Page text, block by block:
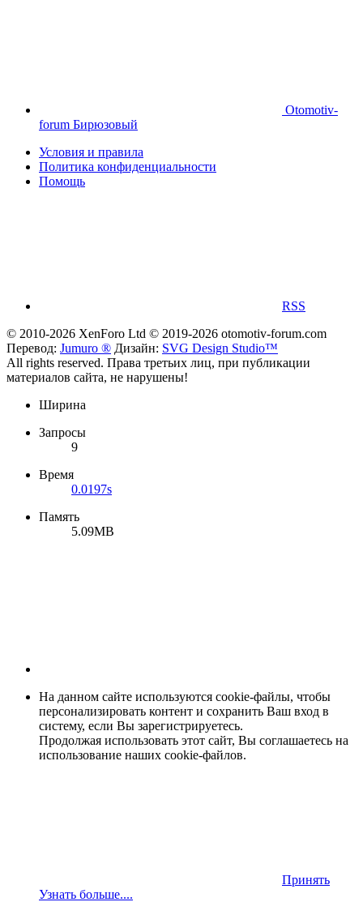
Otomotiv-
forum Бирюзовый
Условия и правила
Политика конфиденциальности
Помощь
RSS
© 2010-2026 XenForo Ltd © 2019-2026 otomotiv-forum.com
Перевод: Jumuro ® Дизайн: SVG Design Studio™
All rights reserved. Права третьих лиц, при публикации
материалов сайта, не нарушены!
Ширина
Запросы
9
Время
0.0197s
Память
5.09MB
На данном сайте используются cookie-файлы, чтобы
персонализировать контент и сохранить Ваш вход в
систему, если Вы зарегистрируетесь.
Продолжая использовать этот сайт, Вы соглашаетесь на
использование наших cookie-файлов.
Принять
Узнать больше....